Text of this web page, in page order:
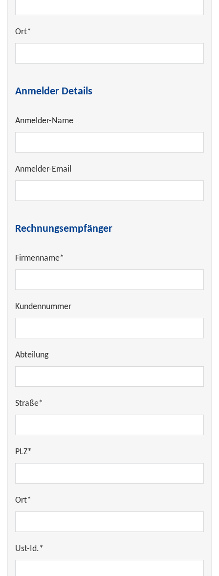
Ort*
Anmelder Details
Anmelder-Name
Anmelder-Email
Rechnungsempfänger
Firmenname*
Kundennummer
Abteilung
Straße*
PLZ*
Ort*
Ust-Id.*